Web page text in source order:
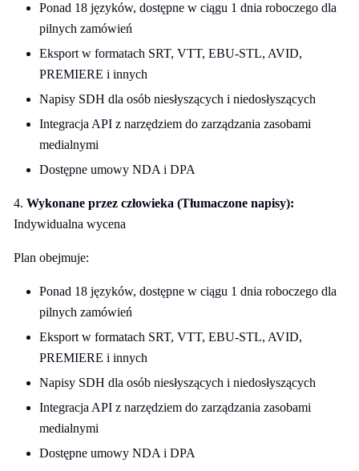
Ponad 18 języków, dostępne w ciągu 1 dnia roboczego dla
pilnych zamówień
Eksport w formatach SRT, VTT, EBU-STL, AVID,
PREMIERE i innych
Napisy SDH dla osób niesłyszących i niedosłyszących
Integracja API z narzędziem do zarządzania zasobami
medialnymi
Dostępne umowy NDA i DPA
4. Wykonane przez człowieka (Tłumaczone napisy):
Indywidualna wycena
Plan obejmuje:
Ponad 18 języków, dostępne w ciągu 1 dnia roboczego dla
pilnych zamówień
Eksport w formatach SRT, VTT, EBU-STL, AVID,
PREMIERE i innych
Napisy SDH dla osób niesłyszących i niedosłyszących
Integracja API z narzędziem do zarządzania zasobami
medialnymi
Dostępne umowy NDA i DPA